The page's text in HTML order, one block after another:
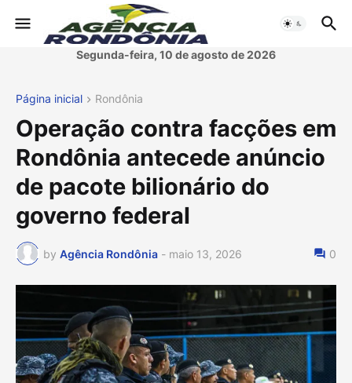
Segunda-feira, 10 de agosto de 2026
Página inicial Rondônia
Operação contra facções em
Rondônia antecede anúncio
de pacote bilionário do
governo federal
by Agência Rondônia - maio 13, 2026 0